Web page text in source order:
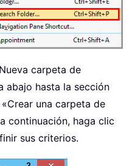
carpeta de
abajo hasta la sección
una carpeta de
continuación, haga clic
sus criterios.